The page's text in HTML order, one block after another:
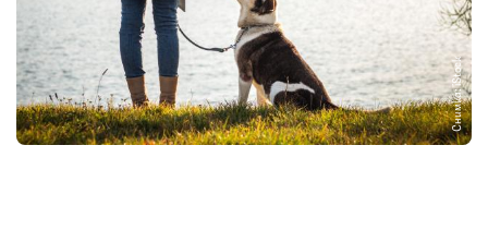
Снимка: iStock